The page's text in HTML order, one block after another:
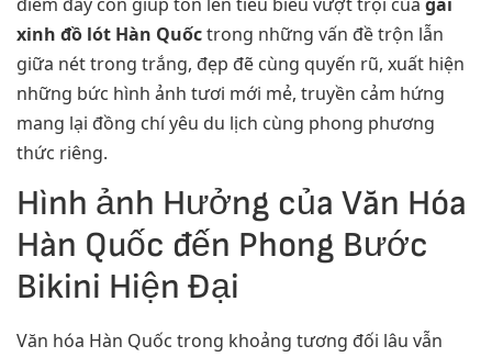
xinh đồ lót Hàn Quốctrong những vấn đề trộn lẫn
giữa nét trong trắng, đẹp đẽ cùng quyến rũ, xuất hiện
những bức hình ảnh tươi mới mẻ, truyền cảm hứng
mang lại đồng chí yêu du lịch cùng phong phương
thức riêng.
Hình ảnh Hưởng của Văn Hóa
Hàn Quốc đến Phong Bước
Bikini Hiện Đại
Văn hóa Hàn Quốc trong khoảng tương đối lâu vẫn